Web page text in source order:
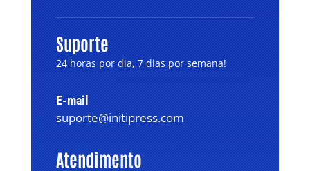
Suporte
24 horas por dia, 7 dias por semana!
E-mail
suporte@initipress.com
Atendimento